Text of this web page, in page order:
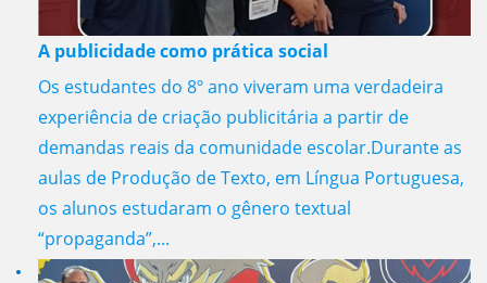
A publicidade como prática social
Os estudantes do 8º ano viveram uma verdadeira
experiência de criação publicitária a partir de
demandas reais da comunidade escolar.Durante as
aulas de Produção de Texto, em Língua Portuguesa,
os alunos estudaram o gênero textual
“propaganda”,...